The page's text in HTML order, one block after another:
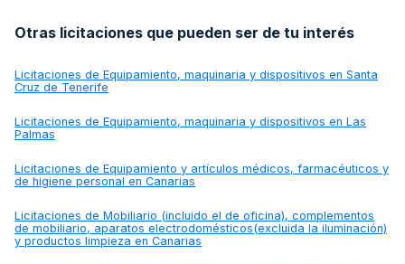
Otras licitaciones que pueden ser de tu interés
Licitaciones de Equipamiento, maquinaria y dispositivos en Santa
Cruz de Tenerife
Licitaciones de Equipamiento, maquinaria y dispositivos en Las
Palmas
Licitaciones de Equipamiento y artículos médicos, farmacéuticos y
de higiene personal en Canarias
Licitaciones de Mobiliario (incluido el de oficina), complementos
de mobiliario, aparatos electrodomésticos(excluida la iluminación)
y productos limpieza en Canarias